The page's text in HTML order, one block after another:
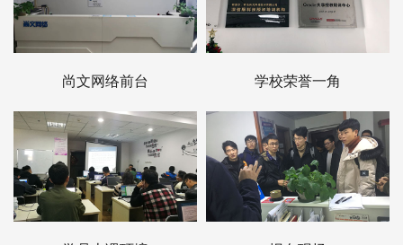
尚文网络前台 学校荣誉一角